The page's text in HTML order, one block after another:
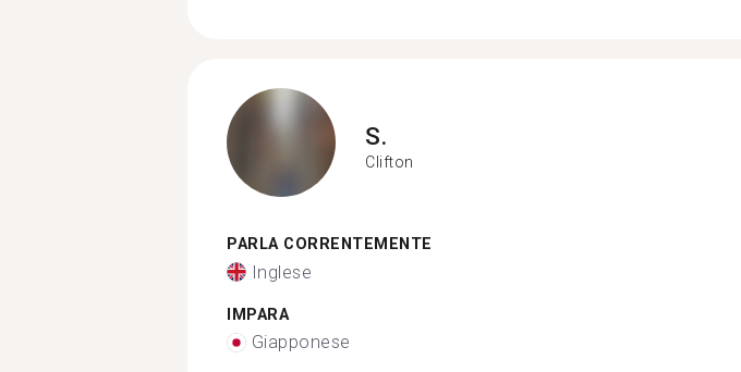
S.
Clifton
PARLA CORRENTEMENTE
Inglese
IMPARA
Giapponese